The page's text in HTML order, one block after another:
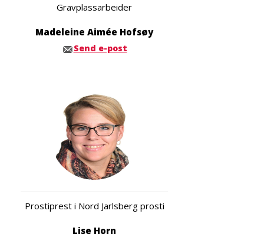
Gravplassarbeider
Madeleine Aimée Hofsøy
Send e-post
Prostiprest i Nord Jarlsberg prosti
Lise Horn